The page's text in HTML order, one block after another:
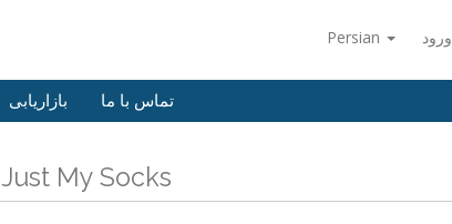
Persian ورود
بازاریابی تماس با ما
آخرین اخبار Just My Socks